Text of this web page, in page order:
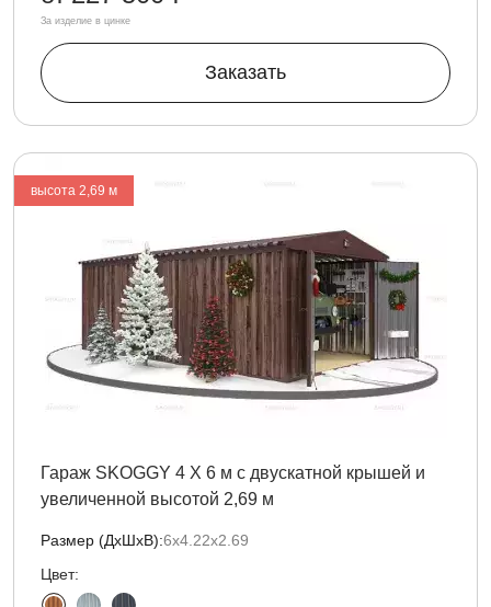
За изделие в цинке
Заказать
высота 2,69 м
Гараж SKOGGY 4 Х 6 м с двускатной крышей и
увеличенной высотой 2,69 м
Размер (ДxШxВ):6х4.22х2.69
Цвет: